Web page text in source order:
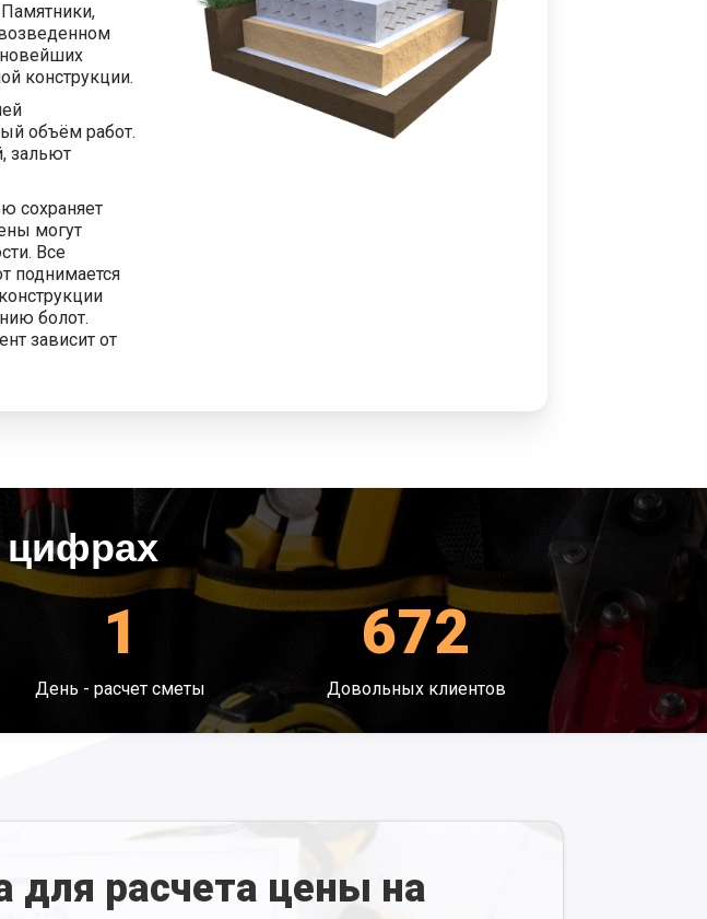
новейших
конструкции.
объём работ.
зальют
сохраняет
могут
Все
поднимается
болот.
зависит от
цифрах
1
День - расчет сметы
672
Довольных клиентов
для расчета цены на